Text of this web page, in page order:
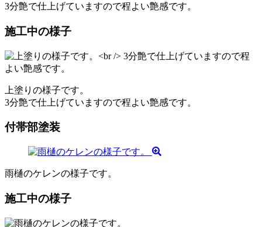
3分艶で仕上げていますので程よい艶感です。
施工中の様子
上塗りの様子です。
3分艶で仕上げていますので程よい艶感です。
付帯部塗装
雨樋のケレンの様子です。
施工中の様子